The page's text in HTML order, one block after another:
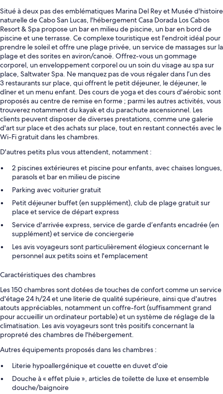
Situé à deux pas des emblématiques Marina Del Rey et Musée d'histoire
naturelle de Cabo San Lucas, l'hébergement Casa Dorada Los Cabos
Resort & Spa propose un bar en milieu de piscine, un bar en bord de
piscine et une terrasse. Ce complexe touristique est l'endroit idéal pour
prendre le soleil et offre une plage privée, un service de massages sur la
plage et des sorites en aviron/canoë. Offrez-vous un gommage
corporel, un enveloppement corporel ou un soin du visage au spa sur
place, Saltwater Spa. Ne manquez pas de vous régaler dans l’un des
3 restaurants sur place, qui offrent le petit déjeuner, le déjeuner, le
dîner et un menu enfant. Des cours de yoga et des cours d'aérobic sont
proposés au centre de remise en forme ; parmi les autres activités, vous
trouverez notamment du kayak et du parachute ascensionnel. Les
clients peuvent disposer de diverses prestations, comme une galerie
d'art sur place et des achats sur place, tout en restant connectés avec le
Wi-Fi gratuit dans les chambres.
D'autres petits plus vous attendent, notamment :
2 piscines extérieures et piscine pour enfants, avec chaises longues,
parasols et bar en milieu de piscine
Parking avec voiturier gratuit
Petit déjeuner buffet (en supplément), club de plage gratuit sur
place et service de départ express
Service d'arrivée express, service de garde d’enfants encadrée (en
supplément) et service de conciergerie
Les avis voyageurs sont particulièrement élogieux concernant le
personnel aux petits soins et l'emplacement
Caractéristiques des chambres
Les 150 chambres sont dotées de touches de confort comme un service
d'étage 24 h/24 et une literie de qualité supérieure, ainsi que d'autres
atouts appréciables, notamment un coffre-fort (suffisamment grand
pour accueillir un ordinateur portable) et un système de réglage de la
climatisation. Les avis voyageurs sont très positifs concernant la
propreté des chambres de l'hébergement.
Autres équipements proposés dans les chambres :
Literie hypoallergénique et couette en duvet d'oie
Douche à « effet pluie », articles de toilette de luxe et ensemble
douche/baignoire